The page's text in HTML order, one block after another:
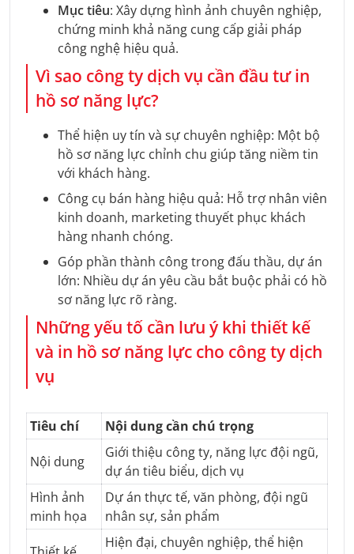
Mục tiêu: Xây dựng hình ảnh chuyên nghiệp,
chứng minh khả năng cung cấp giải pháp
công nghệ hiệu quả.
Vì sao công ty dịch vụ cần đầu tư in
hồ sơ năng lực?
Thể hiện uy tín và sự chuyên nghiệp: Một bộ
hồ sơ năng lực chỉnh chu giúp tăng niềm tin
với khách hàng.
Công cụ bán hàng hiệu quả: Hỗ trợ nhân viên
kinh doanh, marketing thuyết phục khách
hàng nhanh chóng.
Góp phần thành công trong đấu thầu, dự án
lớn: Nhiều dự án yêu cầu bắt buộc phải có hồ
sơ năng lực rõ ràng.
Những yếu tố cần lưu ý khi thiết kế
và in hồ sơ năng lực cho công ty dịch
vụ
Tiêu chí Nội dung cần chú trọng
Nội dung
Giới thiệu công ty, năng lực đội ngũ,
dự án tiêu biểu, dịch vụ
Hình ảnh
minh họa
Dự án thực tế, văn phòng, đội ngũ
nhân sự, sản phẩm
Hiện đại, chuyên nghiệp, thể hiện